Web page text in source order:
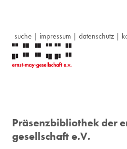
suche | impressum | datenschutz|
Präsenzbibliothek der
gesellschaft e.V.